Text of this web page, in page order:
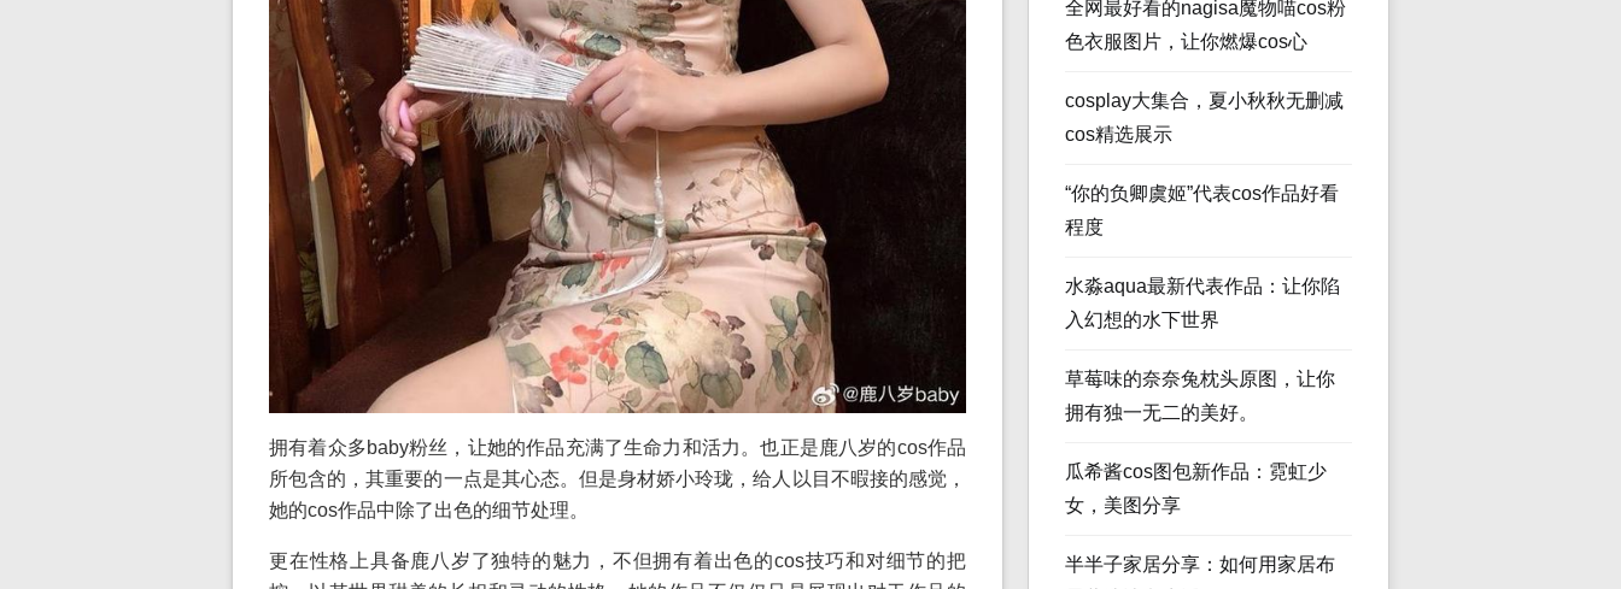
拥有着众多baby粉丝，让她的作品充满了生命力和活力。也正是鹿八岁的cos作品
所包含的，其重要的一点是其心态。但是身材娇小玲珑，给人以目不暇接的感觉，
她的cos作品中除了出色的细节处理。
更在性格上具备鹿八岁了独特的魅力，不但拥有着出色的cos技巧和对细节的把
全网最好看的nagisa魔物喵cos粉
色衣服图片，让你燃爆cos心
cosplay大集合，夏小秋秋无删减
cos精选展示
“你的负卿虞姬”代表cos作品好看
程度
水淼aqua最新代表作品：让你陷
入幻想的水下世界
草莓味的奈奈兔枕头原图，让你
拥有独一无二的美好。
瓜希酱cos图包新作品：霓虹少
女，美图分享
半半子家居分享：如何用家居布